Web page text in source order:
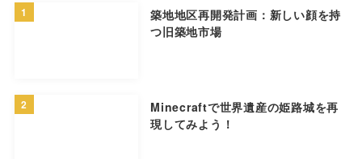
1
築地地区再開発計画：新しい顔を持
つ旧築地市場
2
Minecraftで世界遺産の姫路城を再
現してみよう！